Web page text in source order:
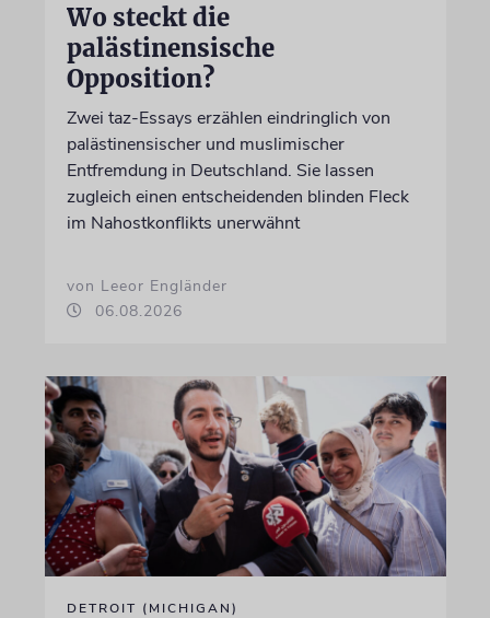
Wo steckt die
palästinensische
Opposition?
Zwei taz-Essays erzählen eindringlich von
palästinensischer und muslimischer
Entfremdung in Deutschland. Sie lassen
zugleich einen entscheidenden blinden Fleck
im Nahostkonflikts unerwähnt
von Leeor Engländer
06.08.2026
DETROIT (MICHIGAN)